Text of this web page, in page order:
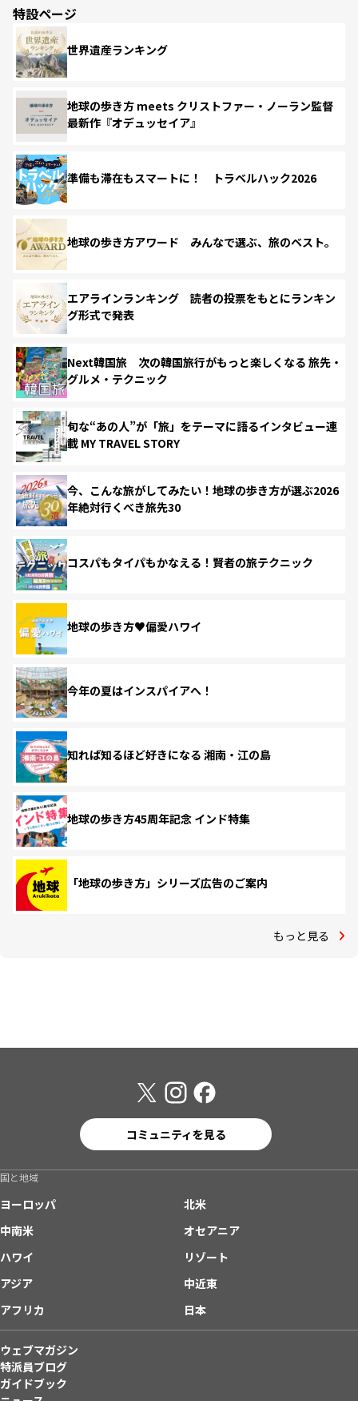
特設ページ
世界遺産ランキング
地球の歩き方 meets クリストファー・ノーラン監督
最新作『オデュッセイア』
準備も滞在もスマートに！ トラベルハック2026
地球の歩き方アワード みんなで選ぶ、旅のベスト。
エアラインランキング 読者の投票をもとにランキン
グ形式で発表
Next韓国旅 次の韓国旅行がもっと楽しくなる 旅先・
グルメ・テクニック
旬な“あの人”が「旅」をテーマに語るインタビュー連
載 MY TRAVEL STORY
今、こんな旅がしてみたい！地球の歩き方が選ぶ2026
年絶対行くべき旅先30
コスパもタイパもかなえる！賢者の旅テクニック
地球の歩き方♥偏愛ハワイ
今年の夏はインスパイアへ！
知れば知るほど好きになる 湘南・江の島
地球の歩き方45周年記念 インド特集
「地球の歩き方」シリーズ広告のご案内
もっと見る
コミュニティを見る
国と地域
ヨーロッパ
北米
中南米
オセアニア
ハワイ
リゾート
アジア
中近東
アフリカ
日本
ウェブマガジン
特派員ブログ
ガイドブック